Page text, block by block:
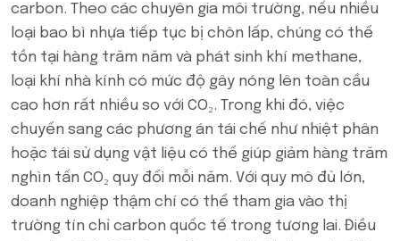
carbon. Theo các chuyên gia môi trường, nếu nhiều
loại bao bì nhựa tiếp tục bị chôn lấp, chúng có thể
tồn tại hàng trăm năm và phát sinh khí methane,
loại khí nhà kính có mức độ gây nóng lên toàn cầu
cao hơn rất nhiều so với CO₂. Trong khi đó, việc
chuyển sang các phương án tái chế như nhiệt phân
hoặc tái sử dụng vật liệu có thể giúp giảm hàng trăm
nghìn tấn CO₂ quy đổi mỗi năm. Với quy mô đủ lớn,
doanh nghiệp thậm chí có thể tham gia vào thị
trường tín chỉ carbon quốc tế trong tương lai. Điều